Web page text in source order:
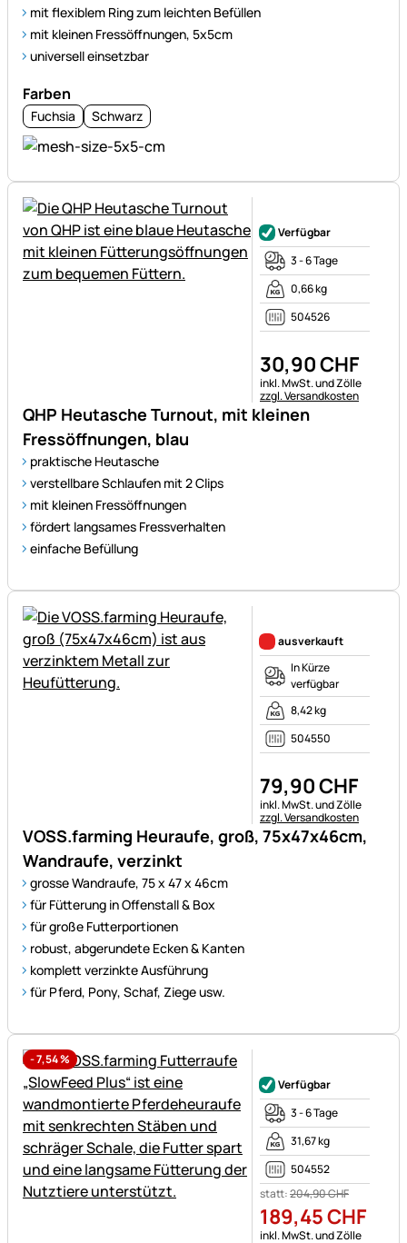
mit flexiblem Ring zum leichten Befüllen
mit kleinen Fressöffnungen, 5x5cm
universell einsetzbar
Farben
Fuchsia Schwarz
QHP Heutasche Turnout, mit kleinen
Fressöffnungen, blau
praktische Heutasche
verstellbare Schlaufen mit 2 Clips
mit kleinen Fressöffnungen
fördert langsames Fressverhalten
einfache Befüllung
Verfügbar
3 - 6 Tage
0,66 kg
504526
30,90CHF
Steuerhinweis:
inkl. MwSt. und Zölle
zzgl. Versandkosten
VOSS.farming Heuraufe, groß, 75x47x46cm,
Wandraufe, verzinkt
grosse Wandraufe, 75 x 47 x 46cm
für Fütterung in Offenstall & Box
für große Futterportionen
robust, abgerundete Ecken & Kanten
komplett verzinkte Ausführung
für Pferd, Pony, Schaf, Ziege usw.
ausverkauft
In Kürze
verfügbar
8,42 kg
504550
79,90CHF
Steuerhinweis:
inkl. MwSt. und Zölle
zzgl. Versandkosten
-7,54%
Verfügbar
3 - 6 Tage
31,67 kg
504552
statt:204,90CHF
189,45CHF
Steuerhinweis:
inkl. MwSt. und Zölle